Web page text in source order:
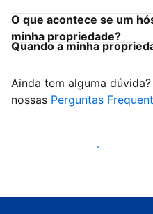
O que acontece se um
minha propriedade?
Quando a minha
Ainda tem alguma
nossas Perguntas
Comece a receber